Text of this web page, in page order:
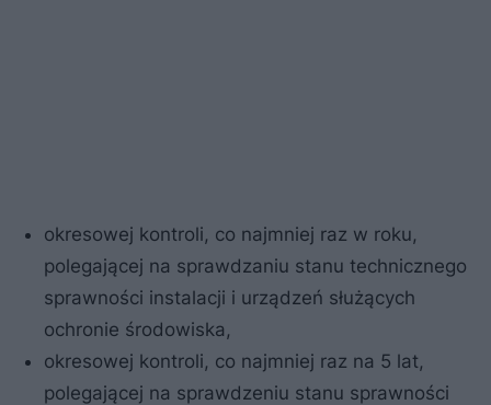
okresowej kontroli, co najmniej raz w roku,
polegającej na sprawdzaniu stanu technicznego
sprawności instalacji i urządzeń służących
ochronie środowiska,
okresowej kontroli, co najmniej raz na 5 lat,
polegającej na sprawdzeniu stanu sprawności